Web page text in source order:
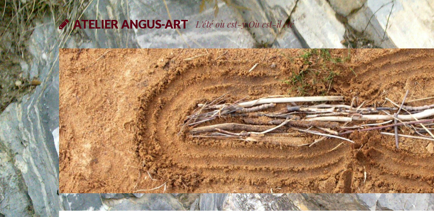
ATELIER ANGUS-ART L'été où est-y Où est-il été